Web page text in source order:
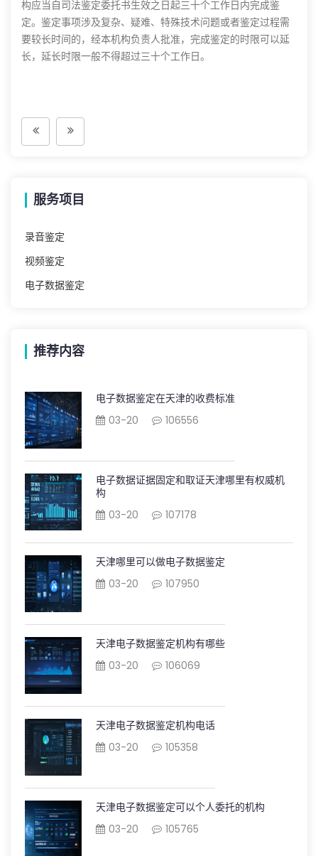
构应当自司法鉴定委托书生效之日起三十个工作日内完成鉴
定。鉴定事项涉及复杂、疑难、特殊技术问题或者鉴定过程需
要较长时间的，经本机构负责人批准，完成鉴定的时限可以延
长，延长时限一般不得超过三十个工作日。
服务项目
录音鉴定
视频鉴定
电子数据鉴定
推荐内容
电子数据鉴定在天津的收费标准
03-20
106556
电子数据证据固定和取证天津哪里有权威机
构
03-20
107178
天津哪里可以做电子数据鉴定
03-20
107950
天津电子数据鉴定机构有哪些
03-20
106069
天津电子数据鉴定机构电话
03-20
105358
天津电子数据鉴定可以个人委托的机构
03-20
105765